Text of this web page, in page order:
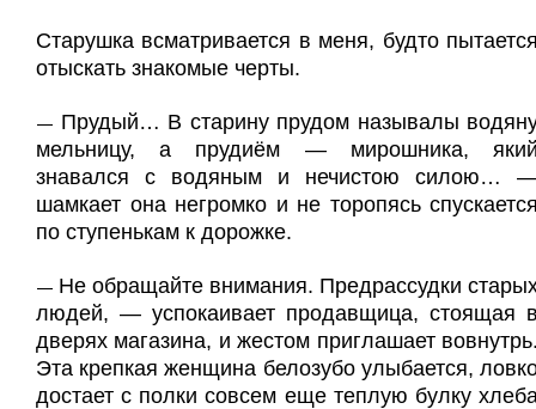
Старушка всматривается в меня, будто
отыскать знакомые черты.
— Прудый… В старину прудом называлы
мельницу, а прудиём — мирошника,
знавался с водяным и нечистою силою…
шамкает она негромко и не торопясь
по ступенькам к дорожке.
— Не обращайте внимания. Предрассудки
людей, — успокаивает продавщица, стоящая
дверях магазина, и жестом приглашает
Эта крепкая женщина белозубо улыбается,
достает с полки совсем еще теплую булку